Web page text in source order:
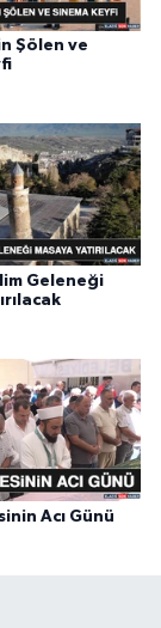
Şölen ve
Geleneği
Acı Günü